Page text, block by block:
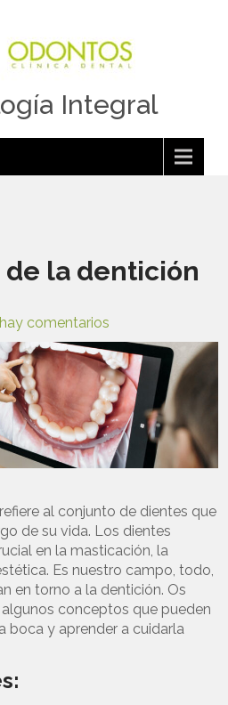
Integral
de la dentición
comentarios
al conjunto de dientes que
de su vida. Los dientes
en la masticación, la
Es nuestro campo, todo,
en torno a la dentición. Os
conceptos que pueden
boca y aprender a cuidarla